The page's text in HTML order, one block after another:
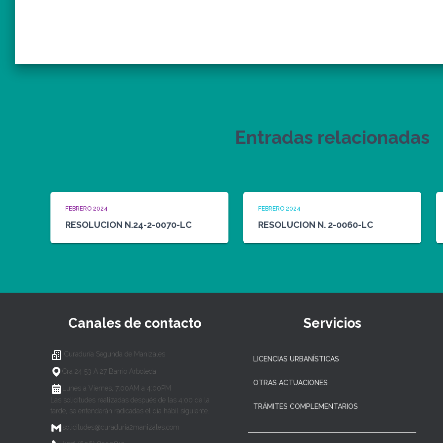
Entradas relacionadas
FEBRERO 2024
RESOLUCION N.24-2-0070-LC
FEBRERO 2024
RESOLUCION N. 2-0060-LC
Canales de contacto
Curaduría Segunda de Manizales
Cra 24 53 A 27 Barrio Arboleda
Lunes a Viernes, 7:00AM a 4:00PM
Las solicitudes realizadas después de las 4:00 de la
tarde, se entenderán radicadas el día hábil siguiente.
solicitudes@curaduria2manizales.com
Servicios
LICENCIAS URBANÍSTICAS
OTRAS ACTUACIONES
TRÁMITES COMPLEMENTARIOS